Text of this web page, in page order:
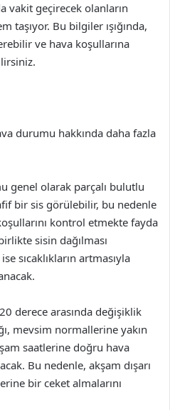
vakit geçirecek olanların
taşıyor. Bu bilgiler ışığında,
ve hava koşullarına
durumu hakkında daha fazla
genel olarak parçalı bulutlu
bir sis görülebilir, bu nedenle
kontrol etmekte fayda
sisin dağılması
sıcaklıkların artmasıyla
derece arasında değişiklik
mevsim normallerine yakın
saatlerine doğru hava
Bu nedenle, akşam dışarı
bir ceket almalarını